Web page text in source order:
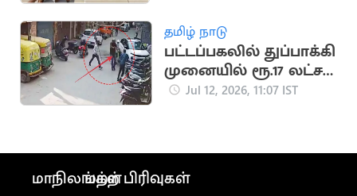
தமிழ் நாடு
பட்டப்பகலில் துப்பாக்கி
முனையில் ரூ.17 லட்சம்
வழிப்பறி
Jul 12, 2026, 11:07 IST
மாநிலங்கள்மற்ற பிரிவுகள்